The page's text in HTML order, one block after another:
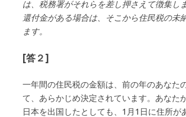
は、税務署がそれらを差し押さえて徴集し
還付金がある場合は、そこから住民税の未
ます。
[答２]
一年間の住民税の金額は、前の年のあなた
て、あらかじめ決定されています。あなた
日本を出国したとしても、1月1日に住所が